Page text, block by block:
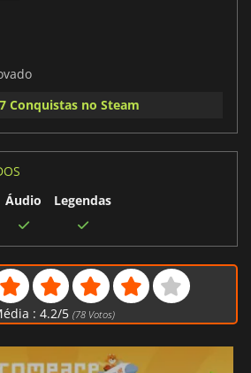
Conquistas no Steam
Áudio
Legendas
: 4.2/5 (78Votos)